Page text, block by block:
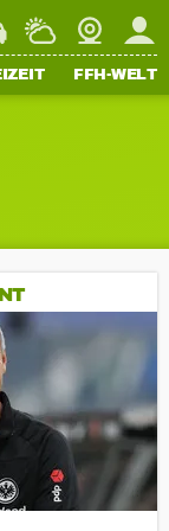
WetterWebcamMein
FFH-WELT